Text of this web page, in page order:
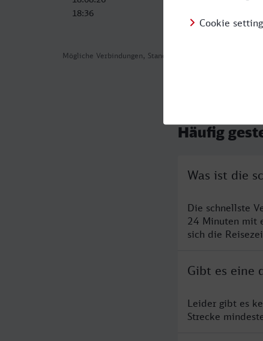
Mögliche Verbindungen, Stand: 2026-08-04 09:11
18:36
Häufig
Was ist die
Die schnellste
24 Minuten mit
sich die
Gibt es eine
Leider gibt es
Strecke